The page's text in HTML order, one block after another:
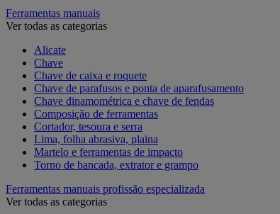
Ferramentas manuais
Ver todas as categorias
Alicate
Chave
Chave de caixa e roquete
Chave de parafusos e ponta de aparafusamento
Chave dinamométrica e chave de fendas
Composição de ferramentas
Cortador, tesoura e serra
Lima, folha abrasiva, plaina
Martelo e ferramentas de impacto
Torno de bancada, extrator e grampo
Ferramentas manuais profissão especializada
Ver todas as categorias